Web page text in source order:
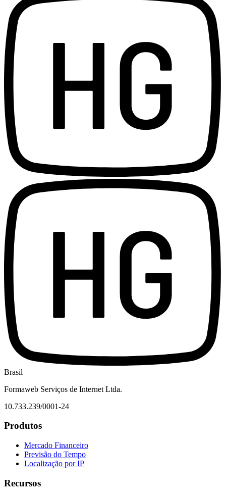
Brasil
Formaweb Serviços de Internet Ltda.
10.733.239/0001-24
Produtos
Mercado Financeiro
Previsão do Tempo
Localização por IP
Recursos